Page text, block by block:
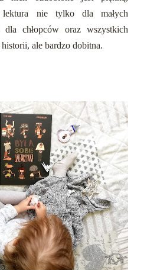
nie tylko dla małych
dla chłopców oraz wszystkich
ale bardzo dobitna.